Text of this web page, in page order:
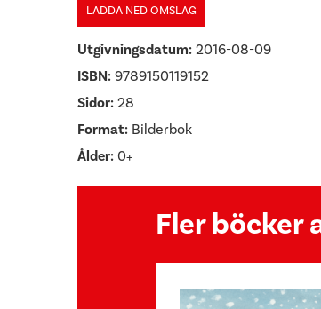
LADDA NED OMSLAG
Utgivningsdatum: 2016-08-09
ISBN: 9789150119152
Sidor: 28
Format: Bilderbok
Ålder: 0+
Fler böcker